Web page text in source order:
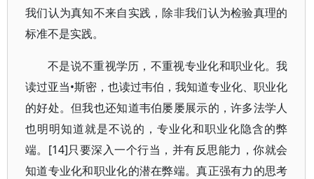
我们认为真知不来自实践，除非我们认为检验真理的
标准不是实践。
不是说不重视学历，不重视专业化和职业化。我
读过亚当•斯密，也读过韦伯，我知道专业化、职业化
的好处。但我也还知道韦伯屡屡展示的，许多法学人
也明明知道就是不说的，专业化和职业化隐含的弊
端。[14]只要深入一个行当，并有反思能力，你就会
知道专业化和职业化的潜在弊端。真正强有力的思考